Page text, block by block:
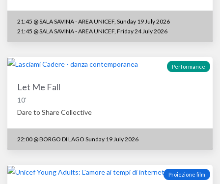
21:45 @ SALA SAVINA - AREA UNICEF, Sunday 19 July 2026
21:45 @ SALA SAVINA - AREA UNICEF, Friday 24 July 2026
Performance
Let Me Fall
10'
Dare to Share Collective
22:00 @BORGO DI LAGO Sunday 19 July 2026
Proiezione film